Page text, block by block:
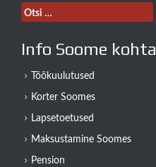
Otsi:
Info Soome kohta
Töökuulutused
Korter Soomes
Lapsetoetused
Maksustamine Soomes
Pension